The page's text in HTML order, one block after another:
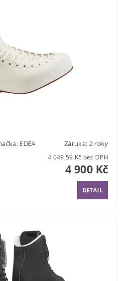
EDEA Záruka: 2 roky
4 049,59 Kč bez DPH
4 900 Kč
DETAIL